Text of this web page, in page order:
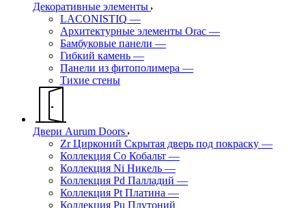
Декоративные элементы
LACONISTIQ —
Архитектурные элементы Orac —
Бамбуковые панели —
Гибкий камень —
Панели из фитополимера —
Тихие стены
Двери Aurum Doors
Zr Цирконий Скрытая дверь под покраску —
Коллекция Co Кобальт —
Коллекция Ni Никель —
Коллекция Pd Палладий —
Коллекция Pt Платина —
Коллекция Pu Плутоний